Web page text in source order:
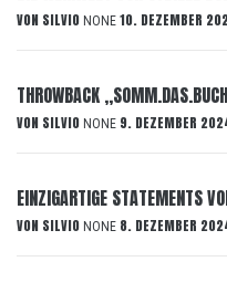
VON SILVIO NONE 10. DEZEMBER
THROWBACK
VON SILVIO NONE 9. DEZEMBER
EINZIGARTIGE STATEMENTS
VON SILVIO NONE 8. DEZEMBER